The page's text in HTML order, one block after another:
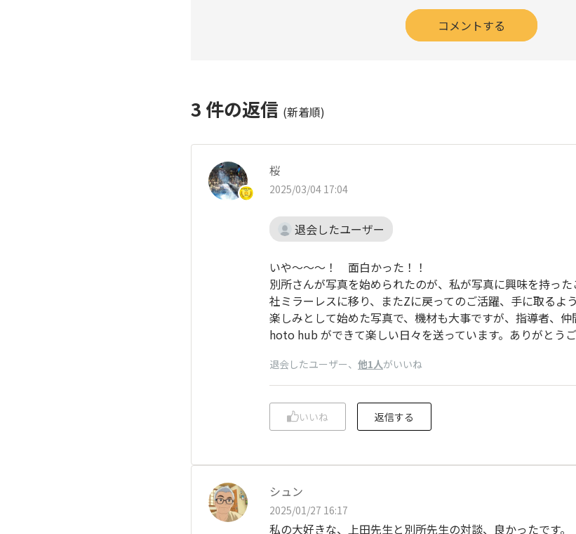
コメントする
3 件の返信 (新着順)
桜
2025/03/04 17:04
退会したユーザー
いや～～～！ 面白かった！！
別所さんが写真を始められたのが、私が写真に興味を持
社ミラーレスに移り、またZに戻ってのご活躍、手に取るよ
楽しみとして始めた写真で、機材も大事ですが、指導者、
hoto hub ができて楽しい日々を送っています。ありがとう
退会したユーザー、 他1人がいいね
いいね 返信する
シュン
2025/01/27 16:17
私の大好きな、上田先生と別所先生の対談、良かったです。